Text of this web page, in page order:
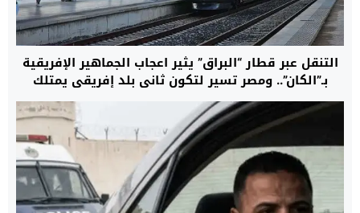
التنقل عبر قطار “البراق” يثير اعجاب الجماهير الإفريقية
بـ”الكان”.. ومصر تسير لتكون ثاني بلد إفريقي يمتلك
قطارا فائق السرعة